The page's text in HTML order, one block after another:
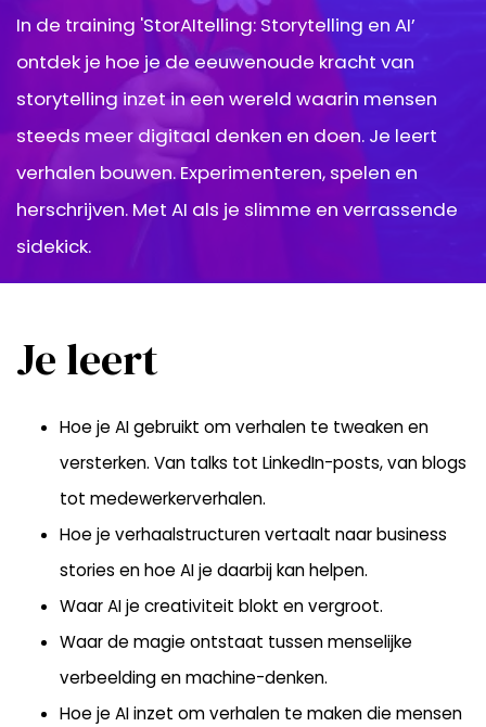
In de training 'StorAItelling: Storytelling en AI’
ontdek je hoe je de eeuwenoude kracht van
storytelling inzet in een wereld waarin mensen
steeds meer digitaal denken en doen. Je leert
verhalen bouwen. Experimenteren, spelen en
herschrijven. Met AI als je slimme en verrassende
sidekick.
Je leert
Hoe je AI gebruikt om verhalen te tweaken en
versterken. Van talks tot LinkedIn-posts, van blogs
tot medewerkerverhalen.
Hoe je verhaalstructuren vertaalt naar business
stories en hoe AI je daarbij kan helpen.
Waar AI je creativiteit blokt en vergroot.
Waar de magie ontstaat tussen menselijke
verbeelding en machine-denken.
Hoe je AI inzet om verhalen te maken die mensen